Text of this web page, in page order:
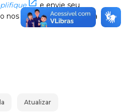
e envie seu
nos ajuda a melhorar cada
Atualizar